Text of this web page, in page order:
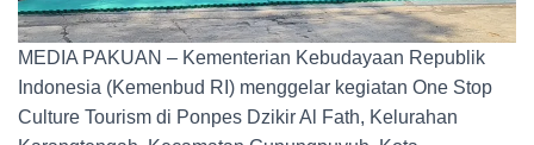
MEDIA PAKUAN – Kementerian Kebudayaan Republik
Indonesia (Kemenbud RI) menggelar kegiatan One Stop
Culture Tourism di Ponpes Dzikir Al Fath, Kelurahan